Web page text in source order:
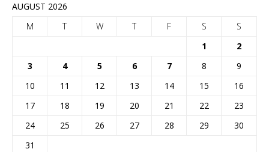
AUGUST 2026
M
T W T F S
S
1
2
3
4 5 6 7 8
9
10
11 12 13 14 15
16
17
18 19 20 21 22
23
24
25 26 27 28 29
30
31